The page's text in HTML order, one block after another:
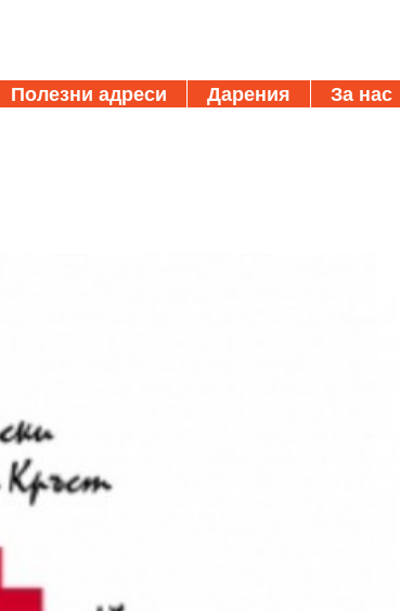
Полезни адреси Дарения За нас